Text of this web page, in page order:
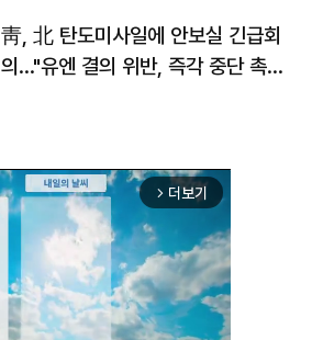
靑, 北 탄도미사일에 안보실 긴급회
의…"유엔 결의 위반, 즉각 중단 촉
arrow_forward_ios 더보기